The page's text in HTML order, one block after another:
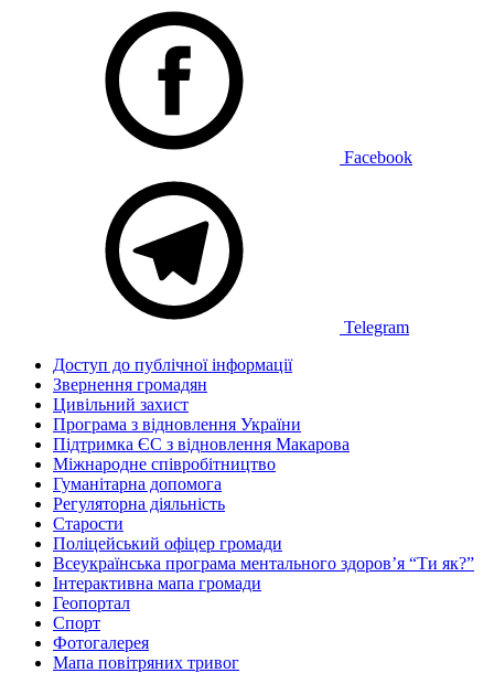
Facebook
Telegram
Доступ до публічної інформації
Звернення громадян
Цивільний захист
Програма з відновлення України
Підтримка ЄС з відновлення Макарова
Міжнародне співробітництво
Гуманітарна допомога
Регуляторна діяльність
Старости
Поліцейський офіцер громади
Всеукраїнська програма ментального здоров’я “Ти як?”
Інтерактивна мапа громади
Геопортал
Спорт
Фотогалерея
Мапа повітряних тривог